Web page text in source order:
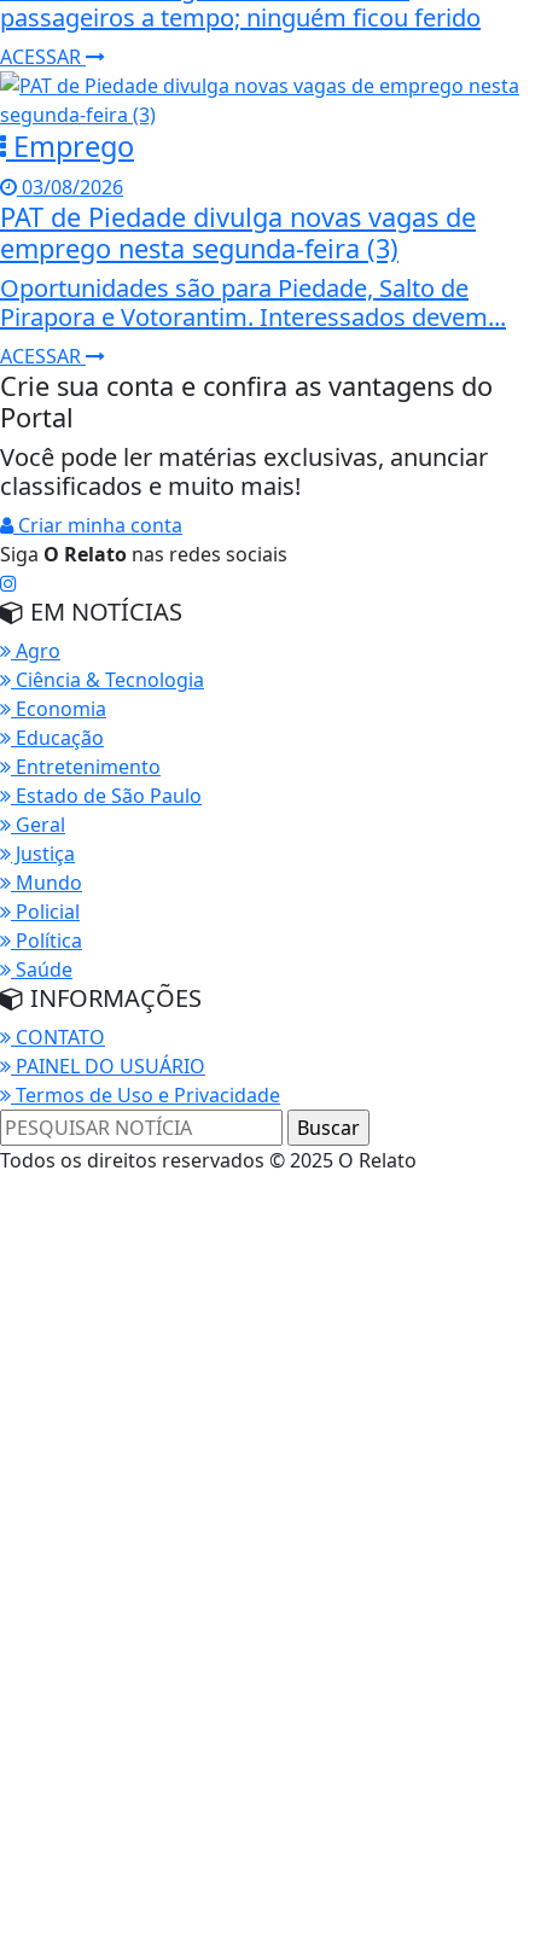
passageiros a tempo; ninguém ficou ferido
ACESSAR
Emprego
03/08/2026
PAT de Piedade divulga novas vagas de
emprego nesta segunda-feira (3)
Oportunidades são para Piedade, Salto de
Pirapora e Votorantim. Interessados devem...
ACESSAR
Crie sua conta e confira as vantagens do
Portal
Você pode ler matérias exclusivas, anunciar
classificados e muito mais!
Criar minha conta
Siga O Relato nas redes sociais
EM NOTÍCIAS
Agro
Ciência & Tecnologia
Economia
Educação
Entretenimento
Estado de São Paulo
Geral
Justiça
Mundo
Policial
Política
Saúde
INFORMAÇÕES
CONTATO
PAINEL DO USUÁRIO
Termos de Uso e Privacidade
Todos os direitos reservados © 2025 O Relato